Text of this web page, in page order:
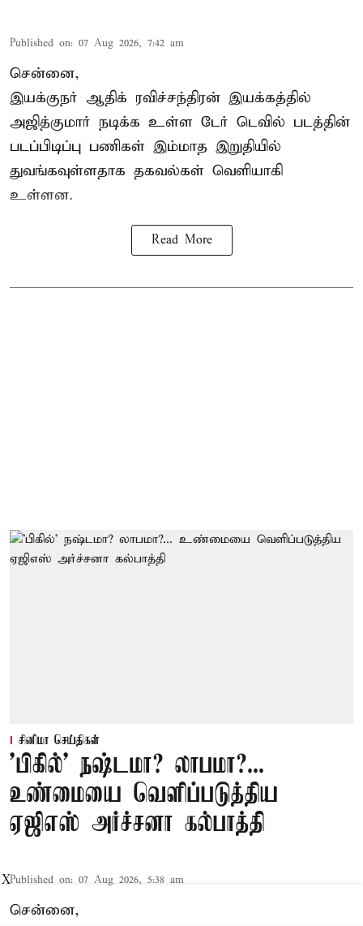
Published on: 07 Aug 2026, 7:42 am
சென்னை,
இயக்குநர் ஆதிக் ரவிச்சந்திரன் இயக்கத்தில்
அஜித்குமார் நடிக்க உள்ள டேர் டெவில் படத்தின்
படப்பிடிப்பு பணிகள் இம்மாத இறுதியில்
துவங்கவுள்ளதாக தகவல்கள் வெளியாகி
உள்ளன.
Read More
சினிமா செய்திகள்
'பிகில்' நஷ்டமா? லாபமா?...
உண்மையை வெளிப்படுத்திய
ஏஜிஎஸ் அர்ச்சனா கல்பாத்தி
Published on: 07 Aug 2026, 5:38 am
சென்னை,
X